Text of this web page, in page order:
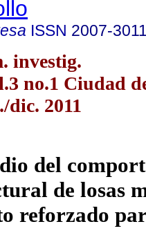
ISSN 2007-
investig.
no.1 Ciudad
2011
del
de losas
reforzado